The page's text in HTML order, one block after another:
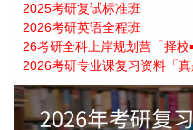
2025考研复试标准班
2026考研英语全程班
26考研全科上岸规划营「择校▪
2026考研专业课复习资料「真